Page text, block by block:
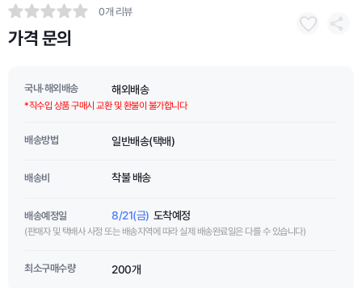
0개 리뷰
가격 문의
국내·해외배송 해외배송
*직수입 상품 구매시 교환 및 환불이 불가합니다
배송방법 일반배송(택배)
배송비 착불 배송
배송예정일 8/21(금) 도착예정
(판매자 및 택배사 사정 또는 배송지역에 따라 실제 배송완료일은 다를 수 있습니다)
최소구매수량 200개